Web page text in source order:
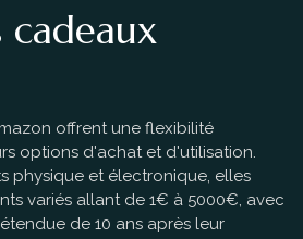
cadeaux
offrent une flexibilité
options d'achat et d'utilisation.
physique et électronique, elles
variés allant de 1€ à 5000€, avec
de 10 ans après leur